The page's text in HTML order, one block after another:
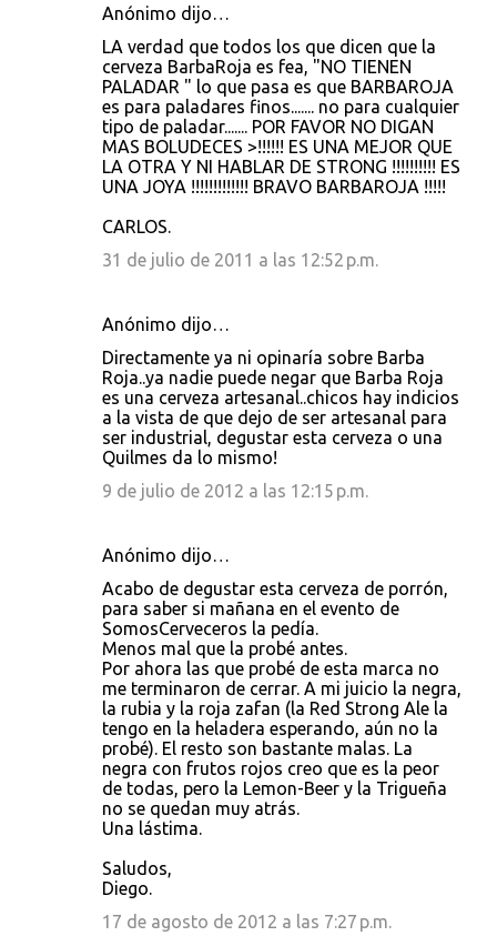
Anónimo dijo…
LA verdad que todos los que dicen que la
cerveza BarbaRoja es fea, "NO TIENEN
PALADAR " lo que pasa es que BARBAROJA
es para paladares finos....... no para cualquier
tipo de paladar....... POR FAVOR NO DIGAN
MAS BOLUDECES >!!!!!! ES UNA MEJOR QUE
LA OTRA Y NI HABLAR DE STRONG !!!!!!!!!! ES
UNA JOYA !!!!!!!!!!!!! BRAVO BARBAROJA !!!!!
CARLOS.
31 de julio de 2011 a las 12:52 p.m.
Anónimo dijo…
Directamente ya ni opinaría sobre Barba
Roja..ya nadie puede negar que Barba Roja
es una cerveza artesanal..chicos hay indicios
a la vista de que dejo de ser artesanal para
ser industrial, degustar esta cerveza o una
Quilmes da lo mismo!
9 de julio de 2012 a las 12:15 p.m.
Anónimo dijo…
Acabo de degustar esta cerveza de porrón,
para saber si mañana en el evento de
SomosCerveceros la pedía.
Menos mal que la probé antes.
Por ahora las que probé de esta marca no
me terminaron de cerrar. A mi juicio la negra,
la rubia y la roja zafan (la Red Strong Ale la
tengo en la heladera esperando, aún no la
probé). El resto son bastante malas. La
negra con frutos rojos creo que es la peor
de todas, pero la Lemon-Beer y la Trigueña
no se quedan muy atrás.
Una lástima.
Saludos,
Diego.
17 de agosto de 2012 a las 7:27 p.m.